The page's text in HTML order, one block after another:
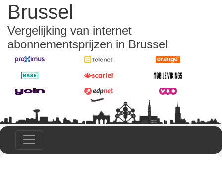
Brussel
Vergelijking van internet
abonnementsprijzen in Brussel